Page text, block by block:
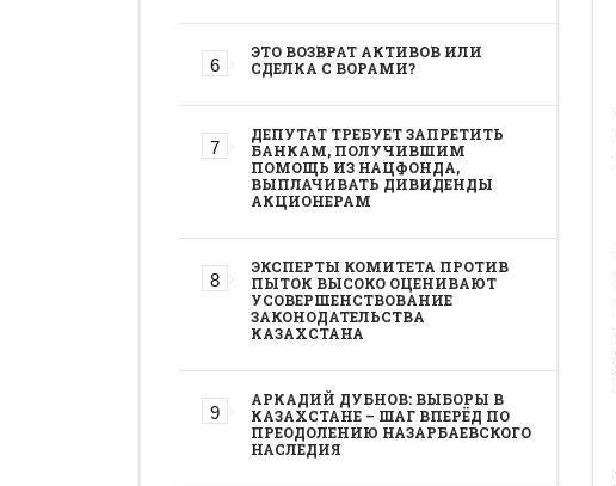
ЭТО ВОЗВРАТ АКТИВОВ ИЛИ
СДЕЛКА С ВОРАМИ?
ДЕПУТАТ ТРЕБУЕТ ЗАПРЕТИТЬ
БАНКАМ, ПОЛУЧИВШИМ
ПОМОЩЬ ИЗ НАЦФОНДА,
ВЫПЛАЧИВАТЬ ДИВИДЕНДЫ
АКЦИОНЕРАМ
ЭКСПЕРТЫ КОМИТЕТА ПРОТИВ
ПЫТОК ВЫСОКО ОЦЕНИВАЮТ
УСОВЕРШЕНСТВОВАНИЕ
ЗАКОНОДАТЕЛЬСТВА
КАЗАХСТАНА
АРКАДИЙ ДУБНОВ: ВЫБОРЫ В
КАЗАХСТАНЕ – ШАГ ВПЕРЁД ПО
ПРЕОДОЛЕНИЮ НАЗАРБАЕВСКОГО
НАСЛЕДИЯ